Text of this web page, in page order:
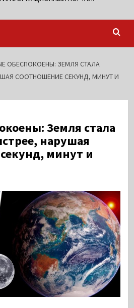
ОБЕСПОКОЕНЫ: ЗЕМЛЯ СТАЛА
СООТНОШЕНИЕ СЕКУНД, МИНУТ И
Земля стала
нарушая
минут и